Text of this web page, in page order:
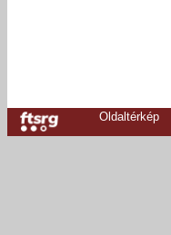
Oldaltérkép